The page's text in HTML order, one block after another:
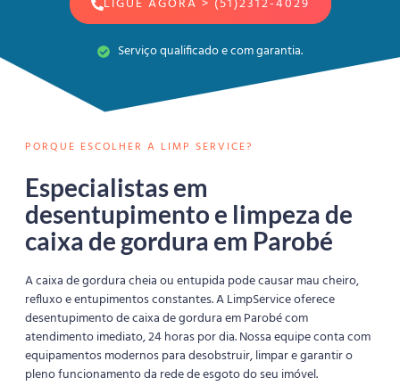
Serviço qualificado e com garantia.
PORQUE ESCOLHER A LIMP SERVICE?
Especialistas em
desentupimento e limpeza de
caixa de gordura em Parobé
A caixa de gordura cheia ou entupida pode causar mau cheiro,
refluxo e entupimentos constantes. A LimpService oferece
desentupimento de caixa de gordura em Parobé com
atendimento imediato, 24 horas por dia. Nossa equipe conta com
equipamentos modernos para desobstruir, limpar e garantir o
pleno funcionamento da rede de esgoto do seu imóvel.